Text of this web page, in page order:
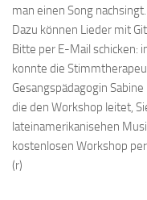
man einen Song
Dazu können Lieder mit
Bitte per E-Mail schicken:
konnte die
Gesangspädagogin
die den Workshop leitet,
lateinamerikanisehen
kostenlosen Workshop
(r)